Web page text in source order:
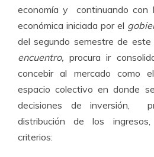
economía y continuando
económica iniciada por el
del segundo semestre de
encuentro,procura ir
concebir al mercado como
espacio colectivo en donde
decisiones de inversión,
distribución de los
criterios: